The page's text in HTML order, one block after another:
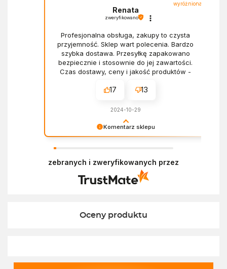
Komentarz sklepu
doświadczeniem. Z pozdrowieniami, Zespół
wyróżniona
Renata
zweryfikowano
Profesjonalna obsługa, zakupy to czysta
przyjemność. Sklep wart polecenia. Bardzo
szybka dostawa. Przesyłkę zapakowano
bezpiecznie i stosownie do jej zawartości.
Czas dostawy, ceny i jakość produktów -
17 13
2024-10-29
zebranych i zweryfikowanych przez
Oceny produktu